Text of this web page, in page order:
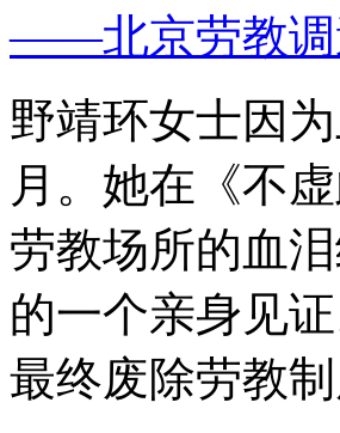
——北京劳教调
野靖环女士因
月。她在《不
劳教场所的血
的一个亲身见
最终废除劳教制